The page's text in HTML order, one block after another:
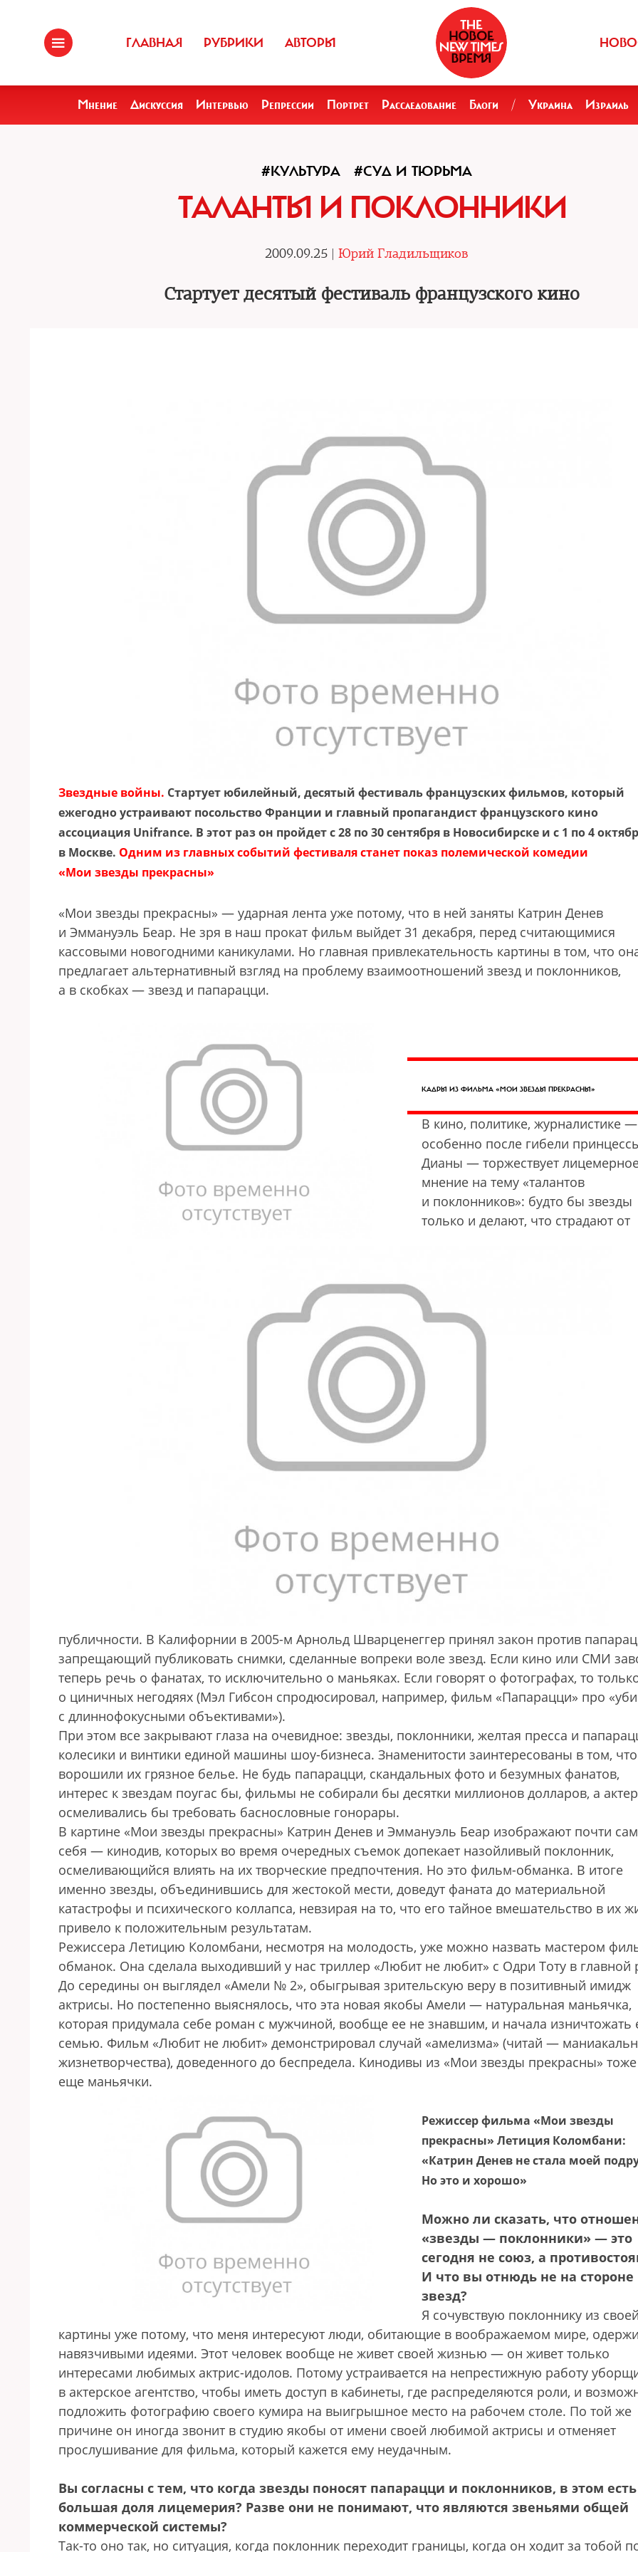
ГЛАВНАЯ РУБРИКИ АВТОРЫ
Мнение Дискуссия Интервью Репрессии Портрет Расследование Блоги / Украина Израиль
#КУЛЬТУРА #СУД И ТЮРЬМА
ТАЛАНТЫ И ПОКЛОННИКИ
2009.09.25 | Юрий Гладильщиков
Стартует десятый фестиваль французского кино
Звездные войны. Стартует юбилейный, десятый фестиваль французских фильмов, который
ежегодно устраивают посольство Франции и главный пропагандист французского кино
ассоциация Unifrance. В этот раз он пройдет с 28 по 30 сентября в Новосибирске и с 1 по 4
в Моск­ве. Одним из главных событий фестиваля станет показ полемической комедии
«Мои звезды прекрасны»
«Мои звезды прекрасны» — ударная лента уже потому, что в ней заняты Катрин Денев
и Эммануэль Беар. Не зря в наш прокат фильм выйдет 31 декабря, перед считающимися
кассовыми новогодними каникулами. Но главная привлекательность картины в том, что
предлагает альтернативный взгляд на проблему взаимоотношений звезд и поклонников,
а в скобках — звезд и папарацци.
КАДРЫ ИЗ ФИЛЬМА «МОИ ЗВЕЗДЫ ПРЕКРАСНЫ»
В кино, политике, журналистике —
особенно после гибели
Дианы — торжествует
мнение на тему «талантов
и поклонников»: будто бы звезды
только и делают, что страдают от
публичности. В Калифорнии в 2005-м Арнольд Шварценеггер принял закон против
запрещающий публиковать снимки, сделанные вопреки воле звезд. Если кино или СМИ
теперь речь о фанатах, то исключительно о маньяках. Если говорят о фотографах, то
о циничных негодяях (Мэл Гибсон спродюсировал, например, фильм «Папарацци» про
с длиннофокусными объективами»).
При этом все закрывают глаза на очевидное: звезды, поклонники, желтая пресса и
колесики и винтики единой машины шоу-бизнеса. Знаменитости заинтересованы в том,
ворошили их грязное белье. Не будь папарацци, скандальных фото и безум­ных фанатов,
интерес к звездам поугас бы, фильмы не собирали бы десятки миллионов долларов, а
осмеливались бы требовать баснословные гонорары.
В картине «Мои звезды прекрасны» Катрин Денев и Эммануэль Беар изображают почти
себя — кинодив, которых во время очередных съемок допекает назойливый поклонник,
осмеливающийся влиять на их творческие предпочтения. Но это фильм-обманка. В итоге
именно звезды, объединившись для жестокой мести, доведут фаната до материальной
катастрофы и психического коллапса, невзирая на то, что его тайное вмешательство в их
привело к положительным результатам.
Режиссера Летицию Коломбани, несмотря на молодость, уже можно назвать мастером
обманок. Она сделала выходивший у нас триллер «Любит не любит» с Одри Тоту в главной
До середины он выглядел «Амели № 2», обыгрывая зрительскую веру в позитивный имидж
актрисы. Но постепенно выяснялось, что эта новая якобы Амели — натуральная маньячка,
которая придумала себе роман с мужчиной, вообще ее не знавшим, и начала изничтожать
семью. Фильм «Любит не любит» демонстрировал случай «амелизма» (читай —
жизнетворчества), доведенного до беспредела. Кинодивы из «Мои звезды прекрасны» тоже
еще маньячки.
Режиссер фильма «Мои звезды
прекрасны» Летиция Коломбани:
«Катрин Денев не стала моей
Но это и хорошо»
Можно ли сказать, что
«звезды — поклонники» — это
сегодня не союз, а
И что вы отнюдь не на стороне
звезд?
Я сочувствую поклоннику из
картины уже потому, что меня интересуют люди, обитающие в воображаемом мире,
навязчивыми идеями. Этот человек вообще не живет своей жизнью — он живет только
интересами любимых актрис-идолов. Потому устраивается на непрестижную работу
в актерское агентство, чтобы иметь доступ в кабинеты, где распределяются роли, и
подложить фотографию своего кумира на выигрышное место на рабочем столе. По той же
причине он иногда звонит в студию якобы от имени своей любимой актрисы и отменяет
прослушивание для фильма, который кажется ему неудачным.
Вы согласны с тем, что когда звезды поносят папарацци и поклонников, в этом есть
большая доля лицемерия? Разве они не понимают, что являются звеньями общей
коммерческой системы?
Так-то оно так, но ситуация, когда поклонник переходит границы, когда он ходит за тобой